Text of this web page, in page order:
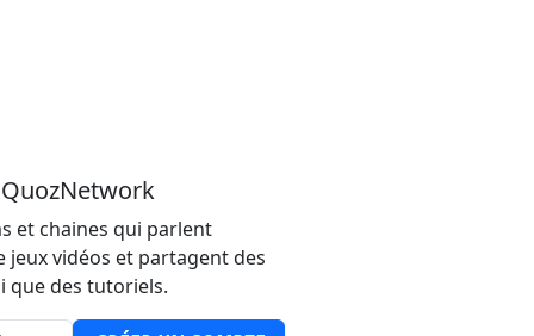
et chaines qui parlent
jeux vidéos et partagent des
que des tutoriels.